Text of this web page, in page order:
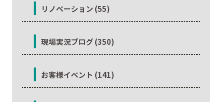
リノベーション (55)
現場実況ブログ (350)
お客様イベント (141)